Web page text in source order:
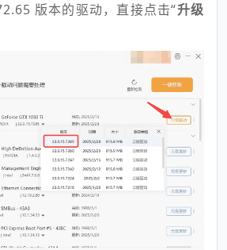
版本的驱动，直接点击“升级